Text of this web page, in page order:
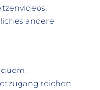
andere
reichen